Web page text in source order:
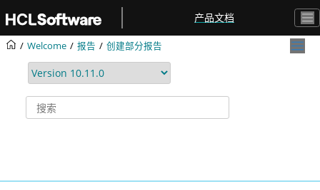
产品文档
Welcome 报告 创建部分报告